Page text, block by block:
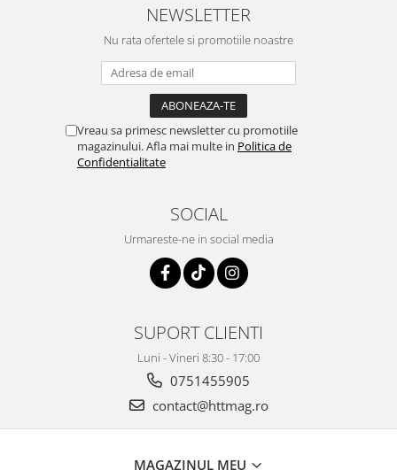
NEWSLETTER
Nu rata ofertele si promotiile noastre
Vreau sa primesc newsletter cu promotiile
magazinului. Afla mai multe in Politica de
Confidentialitate
SOCIAL
Urmareste-ne in social media
SUPORT CLIENTI
Luni - Vineri 8:30 - 17:00
0751455905
contact@httmag.ro
MAGAZINUL MEU